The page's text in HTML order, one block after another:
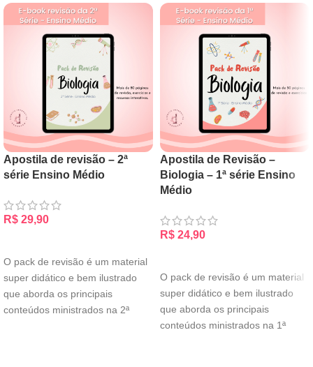
Apostila de revisão – 2ª
série Ensino Médio
R$ 29,90
O pack de revisão é um material
super didático e bem ilustrado
que aborda os principais
conteúdos ministrados na 2ª
Apostila de Revisão –
Biologia – 1ª série Ensino
Médio
R$ 24,90
O pack de revisão é um material
super didático e bem ilustrado
que aborda os principais
conteúdos ministrados na 1ª